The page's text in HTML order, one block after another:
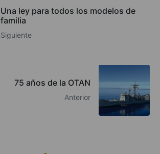
Una ley para todos los modelos de
familia
Siguiente
75 años de la OTAN
Anterior